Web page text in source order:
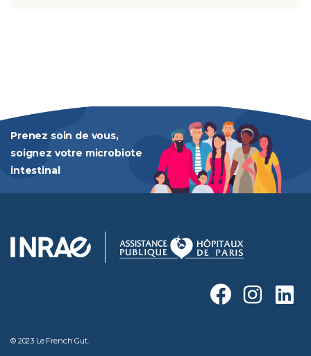
Prenez soin de vous,
soignez votre microbiote
intestinal
© 2023 Le French Gut.